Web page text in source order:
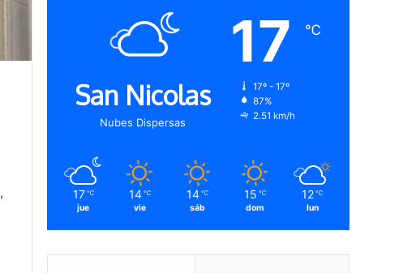
,
San Nicolas
Nubes Dispersas
17 ℃
17º - 17º
87%
2.51 km/h
17 ℃
jue
14 ℃
vie
14 ℃
sáb
15 ℃
dom
12 ℃
lun